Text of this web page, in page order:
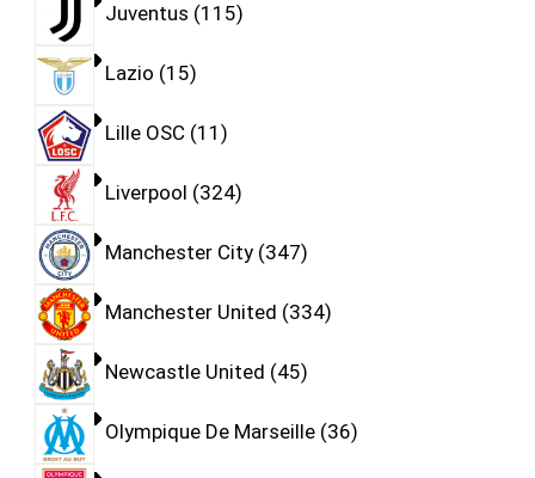
Juventus 115
Lazio 15
Lille OSC 11
Liverpool 324
Manchester City 347
Manchester United 334
Newcastle United 45
Olympique De Marseille 36